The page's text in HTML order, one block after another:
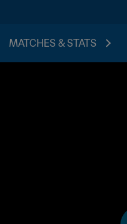
MATCHES & STATS